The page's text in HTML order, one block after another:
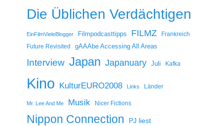
Die Üblichen Verdächtigen
EinFilmVieleBlogger Filmpodcasttipps FILMZ
Frankreich
Future Revisited
gAAAbe Accessing All Areas
Interview Japan Japanuary Juli Kafka
Kino KulturEURO2008 Links Länder
Mr. Lee And Me Musik Nicer Fictions
Nippon Connection PJ liest